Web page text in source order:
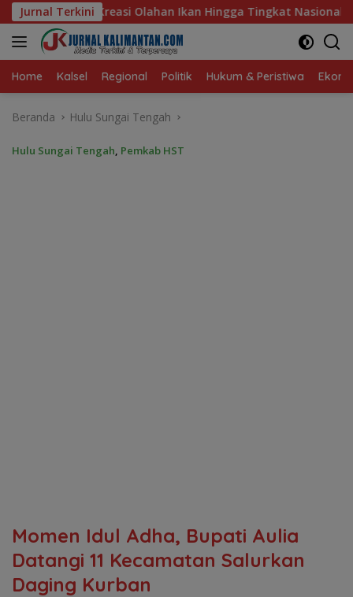
Langsung
ke
konten
Jurnal Terkini
Hingga Tingkat Nasional Pada Lomba Masak Serba Ikan
Home Kalsel Regional Politik Hukum & Peristiwa
Beranda Hulu Sungai Tengah
Hulu Sungai Tengah, Pemkab HST
Momen Idul Adha, Bupati Aulia
Datangi 11 Kecamatan Salurkan
Daging Kurban